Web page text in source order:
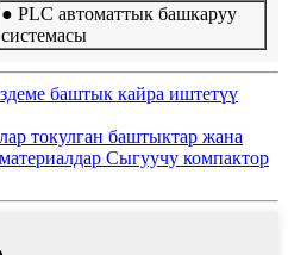
● PLC автоматтык башкаруу
системасы
баштык кайра иштетүү
токулган баштыктар жана
Сыгуучу компактор